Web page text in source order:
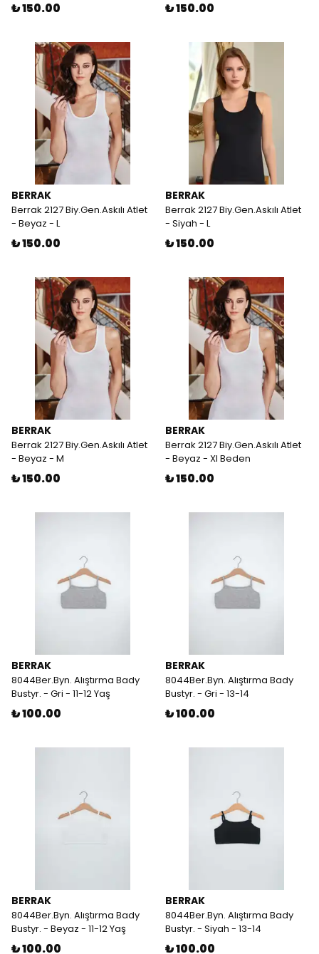
₺ 150.00 ₺ 150.00
BERRAK
Berrak 2127 Biy.Gen.Askılı Atlet
- Beyaz - L
₺ 150.00
BERRAK
Berrak 2127 Biy.Gen.Askılı Atlet
- Siyah - L
₺ 150.00
BERRAK
Berrak 2127 Biy.Gen.Askılı Atlet
- Beyaz - M
₺ 150.00
BERRAK
Berrak 2127 Biy.Gen.Askılı Atlet
- Beyaz - Xl Beden
₺ 150.00
BERRAK
8044Ber.Byn. Alıştırma Bady
Bustyr. - Gri - 11-12 Yaş
₺ 100.00
BERRAK
8044Ber.Byn. Alıştırma Bady
Bustyr. - Gri - 13-14
₺ 100.00
BERRAK
8044Ber.Byn. Alıştırma Bady
Bustyr. - Beyaz - 11-12 Yaş
₺ 100.00
BERRAK
8044Ber.Byn. Alıştırma Bady
Bustyr. - Siyah - 13-14
₺ 100.00